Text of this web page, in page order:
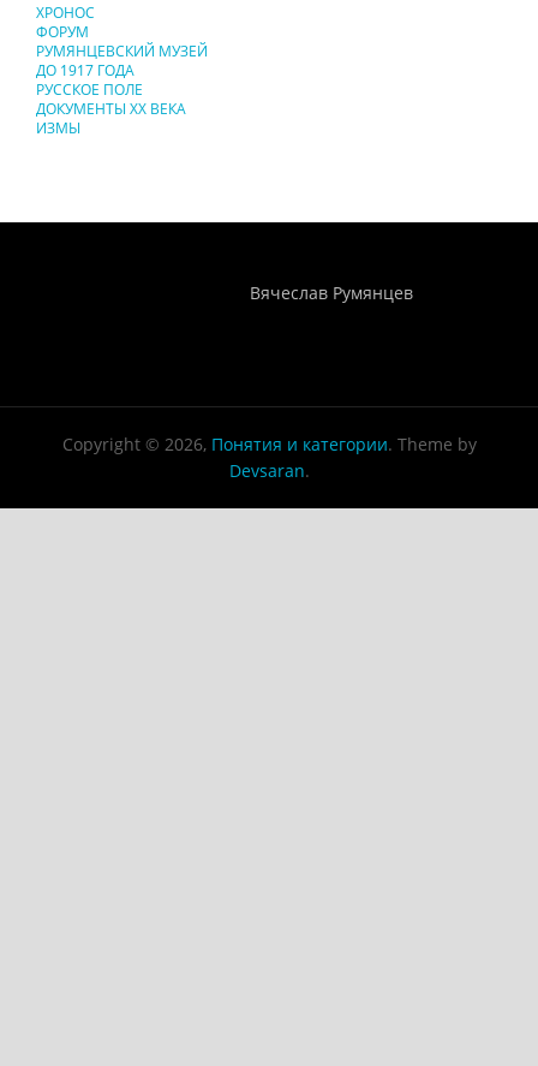
ХРОНОС
ФОРУМ
РУМЯНЦЕВСКИЙ МУЗЕЙ
ДО 1917 ГОДА
РУССКОЕ ПОЛЕ
ДОКУМЕНТЫ XX ВЕКА
ИЗМЫ
Вячеслав Румянцев
Copyright © 2026, Понятия и категории. Theme by
Devsaran.